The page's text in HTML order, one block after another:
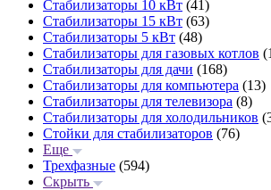
Стабилизаторы 10 кВт (41)
Стабилизаторы 15 кВт (63)
Стабилизаторы 5 кВт (48)
Стабилизаторы для газовых котлов
Стабилизаторы для дачи (168)
Стабилизаторы для компьютера (13)
Стабилизаторы для телевизора (8)
Стабилизаторы для холодильников
Стойки для стабилизаторов (76)
Еще
Трехфазные (594)
Скрыть